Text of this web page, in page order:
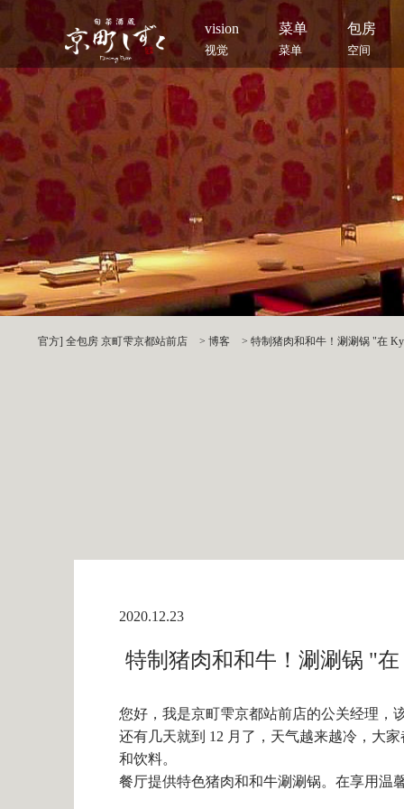
vision
视觉
菜单
菜单
包房
空间
官方] 全包房 京町雫京都站前店 > 博客 > 特制猪肉和和牛！涮涮锅 "在
2020.12.23
特制猪肉和和牛！涮涮锅 "在
您好，我是京町雫京都站前店的公关经理，
还有几天就到 12 月了，天气越来越冷，大
和饮料。
餐厅提供特色猪肉和和牛涮涮锅。在享用温